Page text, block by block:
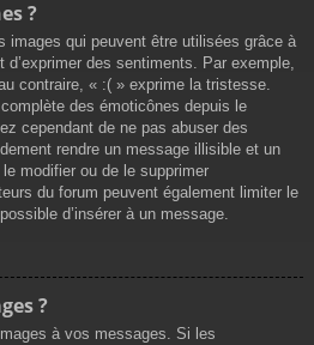
?
images qui peuvent être utilisées grâce à
des sentiments. Par exemple,
contraire, « :( » exprime la tristesse.
des émoticônes depuis le
cependant de ne pas abuser des
rendre un message illisible et un
modifier ou de le supprimer
du forum peuvent également limiter le
d’insérer à un message.
?
à vos messages. Si les